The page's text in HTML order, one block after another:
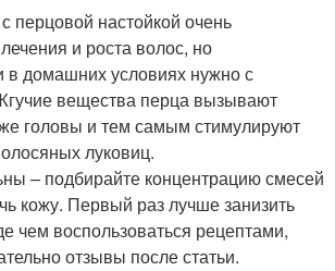
перцовой настойкой очень
и роста волос, но
в домашних условиях нужно с
вещества перца вызывают
головы и тем самым стимулируют
луковиц.
– подбирайте концентрацию смесей
кожу. Первый раз лучше занизить
чем воспользоваться рецептами,
отзывы после статьи.